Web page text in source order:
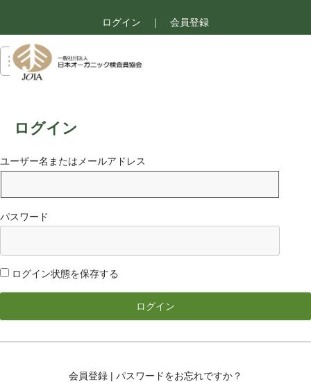
ログイン ｜ 会員登録
ログイン
ユーザー名またはメールアドレス
パスワード
ログイン状態を保存する
会員登録 | パスワードをお忘れですか？